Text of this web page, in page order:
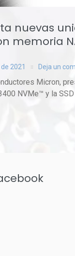
nuevas
memoria
2021 Deja un
Micron,
NVMe™ y la